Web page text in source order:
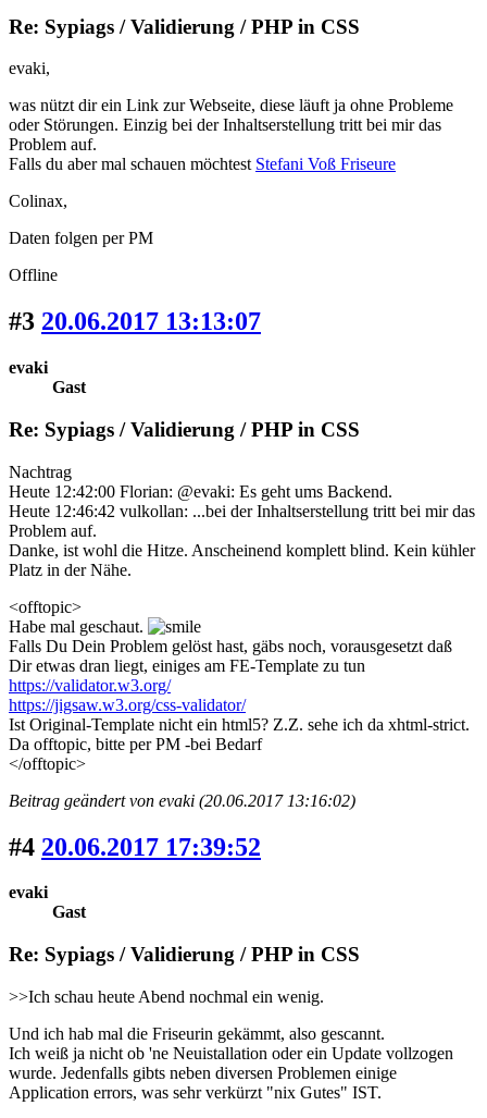
Re: Sypiags / Validierung / PHP in CSS
evaki,
was nützt dir ein Link zur Webseite, diese läuft ja ohne Probleme
oder Störungen. Einzig bei der Inhaltserstellung tritt bei mir das
Problem auf.
Falls du aber mal schauen möchtest Stefani Voß Friseure
Colinax,
Daten folgen per PM
Offline
#3 20.06.2017 13:13:07
evaki
Gast
Re: Sypiags / Validierung / PHP in CSS
Nachtrag
Heute 12:42:00 Florian: @evaki: Es geht ums Backend.
Heute 12:46:42 vulkollan: ...bei der Inhaltserstellung tritt bei mir das
Problem auf.
Danke, ist wohl die Hitze. Anscheinend komplett blind. Kein kühler
Platz in der Nähe.
<offtopic>
Habe mal geschaut.
Falls Du Dein Problem gelöst hast, gäbs noch, vorausgesetzt daß
Dir etwas dran liegt, einiges am FE-Template zu tun
https://validator.w3.org/
https://jigsaw.w3.org/css-validator/
Ist Original-Template nicht ein html5? Z.Z. sehe ich da xhtml-strict.
Da offtopic, bitte per PM -bei Bedarf
</offtopic>
Beitrag geändert von evaki (20.06.2017 13:16:02)
#4 20.06.2017 17:39:52
evaki
Gast
Re: Sypiags / Validierung / PHP in CSS
>>Ich schau heute Abend nochmal ein wenig.
Und ich hab mal die Friseurin gekämmt, also gescannt.
Ich weiß ja nicht ob 'ne Neuistallation oder ein Update vollzogen
wurde. Jedenfalls gibts neben diversen Problemen einige
Application errors, was sehr verkürzt "nix Gutes" IST.